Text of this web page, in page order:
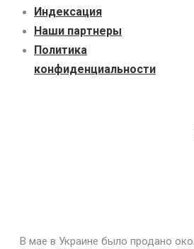
Индекcация
Наши партнеры
Политика
конфиденциальности
В мае в Украине было продано